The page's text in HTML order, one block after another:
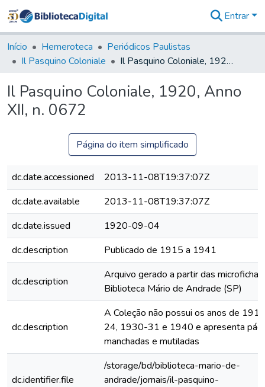
&
Coleções
Tudo na
Digital
Entrar
Início Hemeroteca
Periódicos Paulistas
Il Pasquino Coloniale
Il Pasquino Coloniale, 1920, Anno XII, n. 0672
Il Pasquino Coloniale, 1920, Anno
XII, n. 0672
Página do item simplificado
dc.date.accessioned
2013-11-08T19:37:07Z
dc.date.available
2013-11-08T19:37:07Z
dc.date.issued
1920-09-04
dc.description
Publicado de 1915 a 1941
dc.description
Arquivo gerado a partir das
Biblioteca Mário de Andrade (SP)
dc.description
A Coleção não possui os anos de
24, 1930-31 e 1940 e apresenta
manchadas e mutiladas
dc.identifier.file
/storage/bd/biblioteca-mario-de-
andrade/jornais/il-pasquino-